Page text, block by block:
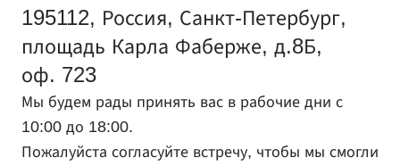
195112, Россия, Санкт-Петербург,
площадь Карла Фаберже, д.8Б,
оф. 723
Мы будем рады принять вас в рабочие дни с
10:00 до 18:00.
Пожалуйста согласуйте встречу, чтобы мы смогли